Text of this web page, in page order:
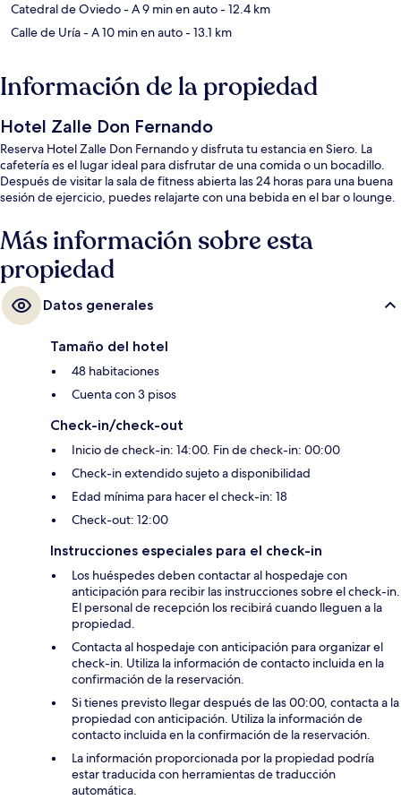
Catedral de Oviedo- A 9 min en auto- 12.4 km
Calle de Uría- A 10 min en auto- 13.1 km
Información de la propiedad
Hotel Zalle Don Fernando
Reserva Hotel Zalle Don Fernando y disfruta tu estancia en Siero. La
cafetería es el lugar ideal para disfrutar de una comida o un bocadillo.
Después de visitar la sala de fitness abierta las 24 horas para una buena
sesión de ejercicio, puedes relajarte con una bebida en el bar o lounge.
Más información sobre esta
propiedad
Datos generales
Tamaño del hotel
48 habitaciones
Cuenta con 3 pisos
Check-in/check-out
Inicio de check-in: 14:00. Fin de check-in: 00:00
Check-in extendido sujeto a disponibilidad
Edad mínima para hacer el check-in: 18
Check-out: 12:00
Instrucciones especiales para el check-in
Los huéspedes deben contactar al hospedaje con
anticipación para recibir las instrucciones sobre el check-in.
El personal de recepción los recibirá cuando lleguen a la
propiedad.
Contacta al hospedaje con anticipación para organizar el
check-in. Utiliza la información de contacto incluida en la
confirmación de la reservación.
Si tienes previsto llegar después de las 00:00, contacta a la
propiedad con anticipación. Utiliza la información de
contacto incluida en la confirmación de la reservación.
La información proporcionada por la propiedad podría
estar traducida con herramientas de traducción
automática.